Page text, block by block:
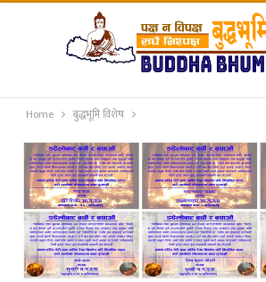
Home बुद्धभूमि विशेष